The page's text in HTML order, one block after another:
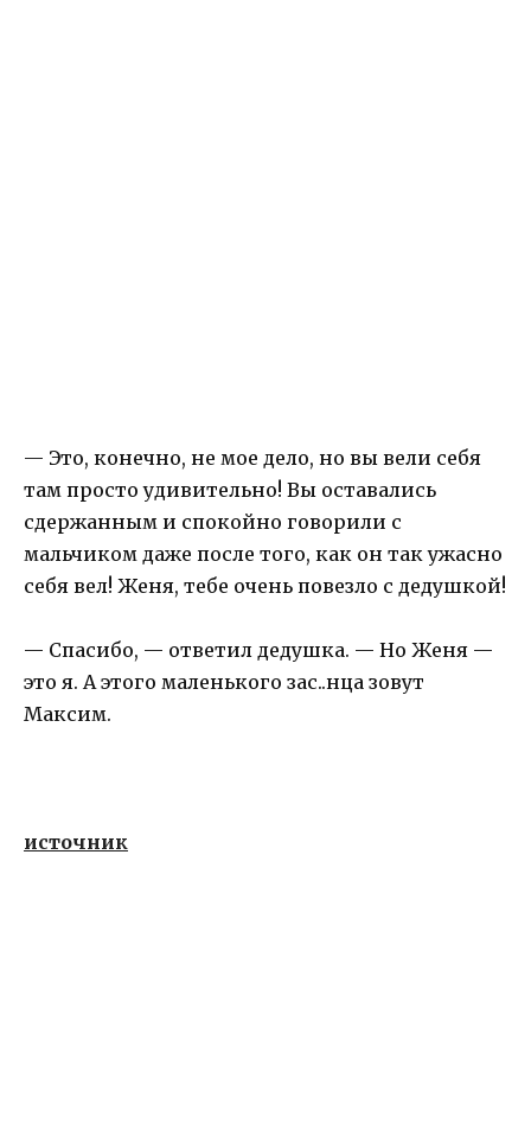
— Это, конечно, не мое дело, но вы вели себя
там просто удивительно! Вы оставались
сдержанным и спокойно говорили с
мальчиком даже после того, как он так ужасно
себя вел! Женя, тебе очень повезло с дедушкой!
— Спасибо, — ответил дедушка. — Но Женя —
это я. А этого маленького зас..нца зовут
Максим.
источник